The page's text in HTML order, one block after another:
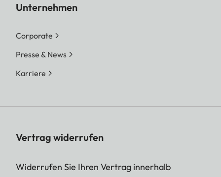
Unternehmen
Corporate
Presse & News
Karriere
Vertrag widerrufen
Widerrufen Sie Ihren Vertrag innerhalb